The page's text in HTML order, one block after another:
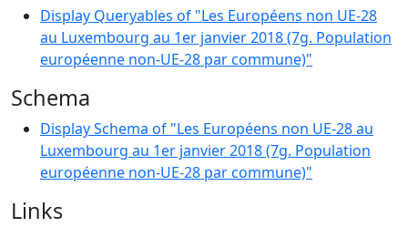
Display Queryables of "Les Européens non UE-28
au Luxembourg au 1er janvier 2018 (7g. Population
européenne non-UE-28 par commune)"
Schema
Display Schema of "Les Européens non UE-28 au
Luxembourg au 1er janvier 2018 (7g. Population
européenne non-UE-28 par commune)"
Links